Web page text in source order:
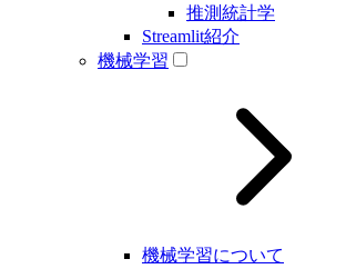
推測統計学
Streamlit紹介
機械学習
機械学習について